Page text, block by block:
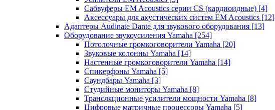
Сабвуферы EM Acoustics серии CS (кардиоидные) [4]
Аксессуары для акустических систем EM Acoustics [12]
Адаптеры Audinate Dante для звукового оборудования [13]
Оборудование звукоусиления Yamaha [254]
Потолочные громкоговорители Yamaha [20]
Звуковые колонны Yamaha [14]
Настенные громкоговорители Yamaha [14]
Спикерфоны Yamaha [5]
Саундбары Yamaha [3]
Студийные мониторы Yamaha [8]
Трансляционные усилители мощности Yamaha [8]
Цифровые матричные процессоры Yamaha [5]